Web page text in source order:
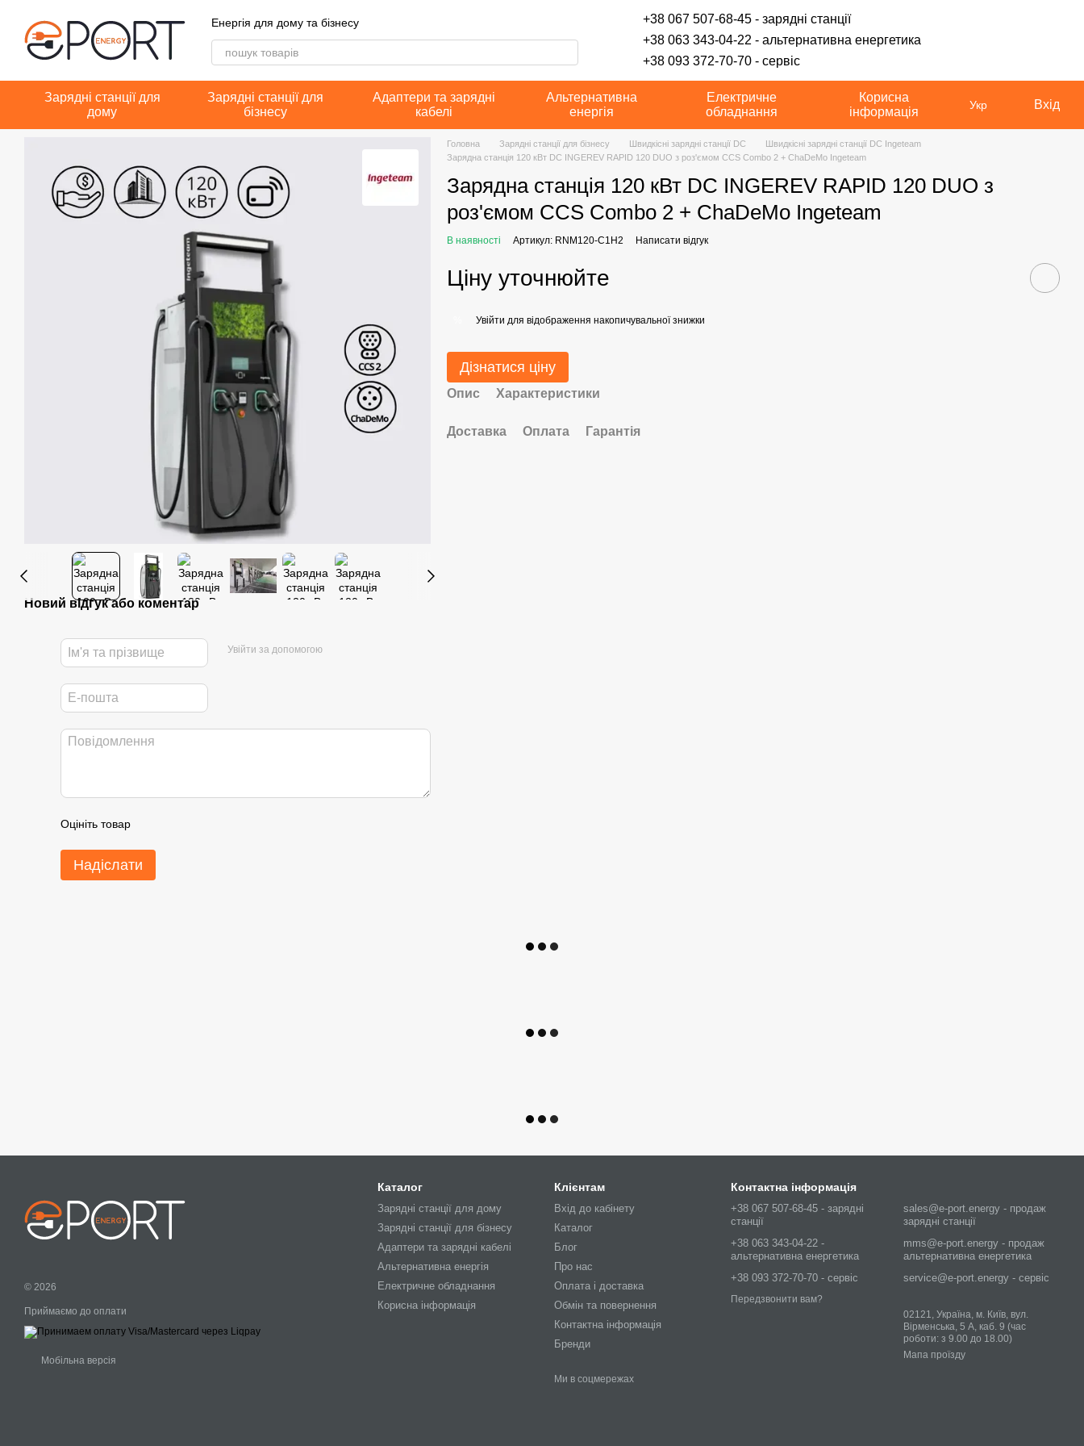
Енергія для дому та бізнесу
+38 067 507-68-45 - зарядні станції
+38 063 343-04-22 - альтернативна енергетика
+38 093 372-70-70 - сервіс
Зарядні станції для
дому
Зарядні станції для
бізнесу
Адаптери та зарядні
кабелі
Альтернативна
енергія
Електричне
обладнання
Корисна
інформація
Укр Вхід
Новий відгук або коментар
Увійти за допомогою
Оцініть товар
Надіслати
Головна Зарядні станції для бізнесу Швидкісні зарядні станції DC
Швидкісні зарядні станції DC Ingeteam
Зарядна станція 120 кВт DC INGEREV RAPID 120 DUO з роз'ємом CCS Combo 2 + ChaDeMo Ingeteam
Зарядна станція 120 кВт DC INGEREV RAPID 120 DUO з
роз'ємом CCS Combo 2 + ChaDeMo Ingeteam
В наявності Артикул: RNM120-C1H2 Написати відгук
Ціну уточнюйте
Увійти для відображення накопичувальної знижки
Дізнатися ціну
Опис Характеристики
Доставка Оплата Гарантія
© 2026
Приймаємо до оплати
Мобільна версія
Каталог
Зарядні станції для дому
Зарядні станції для бізнесу
Адаптери та зарядні кабелі
Альтернативна енергія
Електричне обладнання
Корисна інформація
Клієнтам
Вхід до кабінету
Каталог
Блог
Про нас
Оплата і доставка
Обмін та повернення
Контактна інформація
Бренди
Ми в соцмережах
Контактна інформація
+38 067 507-68-45 - зарядні
станції
+38 063 343-04-22 -
альтернативна енергетика
+38 093 372-70-70 - сервіс
Передзвонити вам?
sales@e-port.energy - продаж
зарядні станції
mms@e-port.energy - продаж
альтернативна енергетика
service@e-port.energy - сервіс
02121, Україна, м. Київ, вул.
Вірменська, 5 А, каб. 9 (час
роботи: з 9.00 до 18.00)
Мапа проїзду